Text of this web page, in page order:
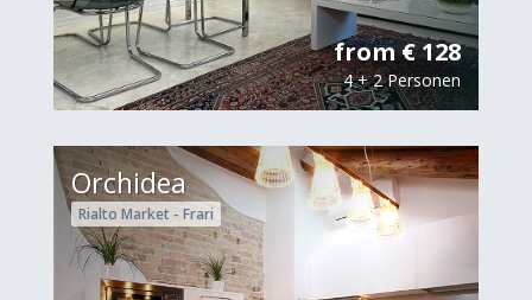
from € 128
4 + 2 Personen
Orchidea
Rialto Market - Frari